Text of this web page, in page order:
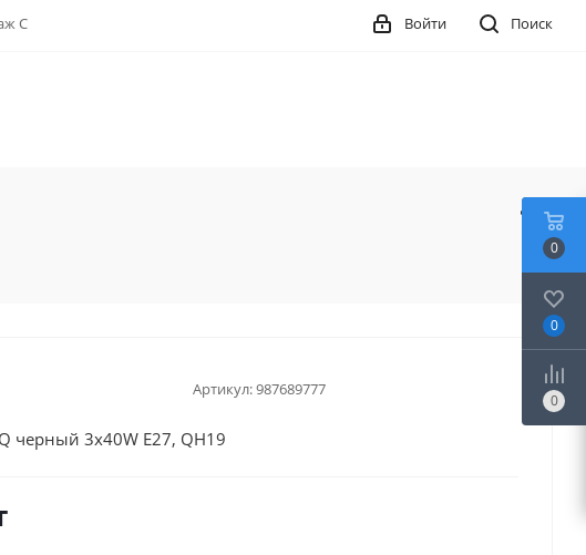
С Поиск
Войти
Артикул:987689777
черный 3х40W E27, QH19
0
0
0